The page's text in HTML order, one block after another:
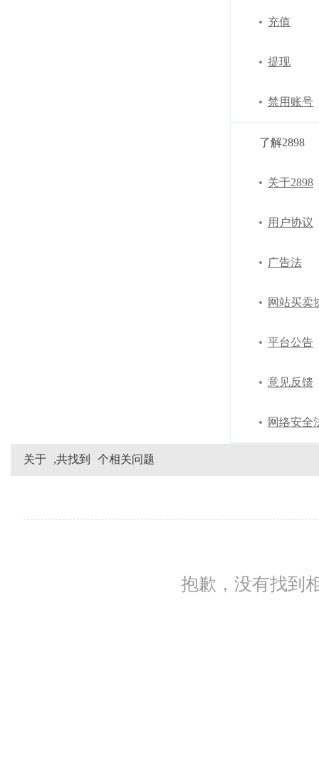
充值
提现
禁用账号
了解2898
关于2898
用户协议
广告法
网站买卖
平台公告
意见反馈
网络安全
关于 ,共找到 个相关问题
抱歉，没有找到